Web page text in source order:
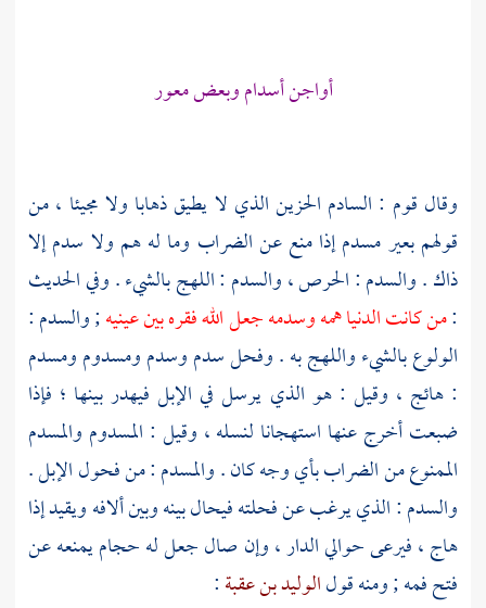
أواجن أسدام وبعض معور
وقال قوم : السادم الحزين الذي لا يطيق ذهابا ولا مجيئا ، من
قولهم بعير مسدم إذا منع عن الضراب وما له هم ولا سدم إلا
ذاك . والسدم : الحرص ، والسدم : اللهج بالشيء . وفي الحديث
:من كانت الدنيا همه وسدمه جعل الله فقره بين عينيه; والسدم :
الولوع بالشيء واللهج به . وفحل سدم وسدم ومسدوم ومسدم
: هائج ، وقيل : هو الذي يرسل في الإبل فيهدر بينها ؛ فإذا
ضبعت أخرج عنها استهجانا لنسله ، وقيل : المسدوم والمسدم
الممنوع من الضراب بأي وجه كان . والمسدم : من فحول الإبل .
والسدم : الذي يرغب عن فحلته فيحال بينه وبين ألافه ويقيد إذا
هاج ، فيرعى حوالي الدار ، وإن صال جعل له حجام يمنعه عن
فتح فمه ; ومنه قولالوليد بن عقبة: